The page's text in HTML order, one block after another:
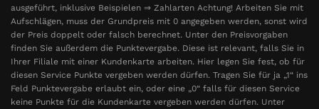
ausgeführt, inklusive Beispielen ⇒ Zahlarten Achtung! Arbeiten Sie mit
Aufschlägen, muss der Grundpreis mit 0 angegeben werden, sonst wird
der Preis doppelt oder falsch berechnet. Unter den Preisvorgaben
finden Sie außerdem die Punktevergabe. Diese ist relevant, falls Sie in
Ihrer Filiale mit einer Kundenkarte arbeiten. Hier legen Sie fest, ob für
diesen Service Punkte vergeben werden dürfen. Tragen Sie für ja „1“ ins
Feld Punktevergabe erlaubt ein, oder eine „0“ falls für diesen Service
keine Punkte für die Kundenkarte vergeben werden dürfen. Unter